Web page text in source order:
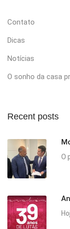
Contato
Dicas
Notícias
O sonho da casa
Recent posts
O